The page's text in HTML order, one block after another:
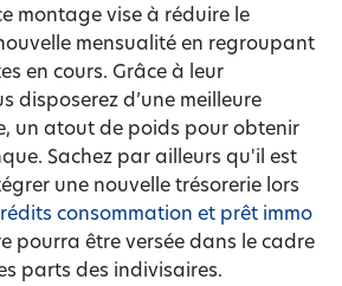
montage vise à réduire le
mensualité en regroupant
en cours. Grâce à leur
disposerez d’une meilleure
un atout de poids pour obtenir
Sachez par ailleurs qu'il est
une nouvelle trésorerie lors
consommation et prêt immo
pourra être versée dans le cadre
parts des indivisaires.